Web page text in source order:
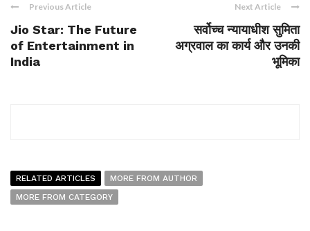
Previous Article
Jio Star: The Future
of Entertainment in
India
Next Article
सर्वोच्च न्यायाधीश सुमिता
अग्रवाल का कार्य और उनकी
भूमिका
RELATED ARTICLES
MORE FROM AUTHOR
MORE FROM CATEGORY